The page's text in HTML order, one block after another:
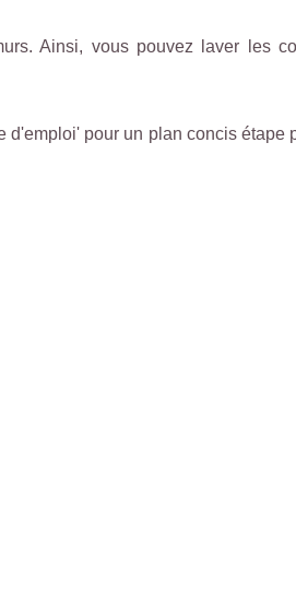
Ainsi, vous pouvez laver les
pour un plan concis étape